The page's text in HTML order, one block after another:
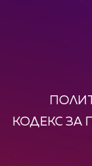
КОДЕКС ЗА